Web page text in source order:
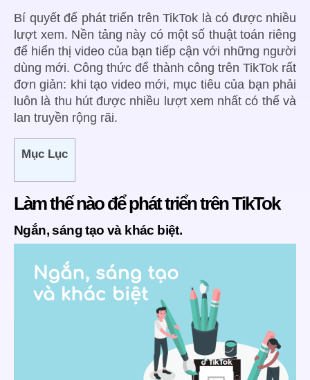
Bí quyết để phát triển trên TikTok là có được nhiều
lượt xem. Nền tảng này có một số thuật toán riêng
để hiển thị video của bạn tiếp cận với những người
dùng mới. Công thức để thành công trên TikTok rất
đơn giản: khi tạo video mới, mục tiêu của bạn phải
luôn là thu hút được nhiều lượt xem nhất có thể và
lan truyền rộng rãi.
Mục Lục
Làm thế nào để phát triển trên TikTok
Ngắn, sáng tạo và khác biệt.